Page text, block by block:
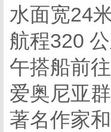
水面宽24
航程320
午搭船前
爱奥尼亚
著名作家